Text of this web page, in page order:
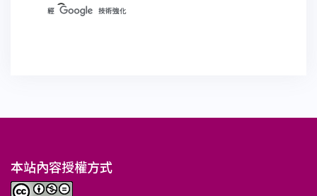
本站內容授權方式